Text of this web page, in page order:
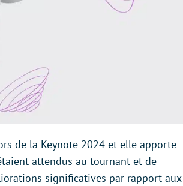
de la Keynote 2024 et elle apporte
attendus au tournant et de
significatives par rapport aux